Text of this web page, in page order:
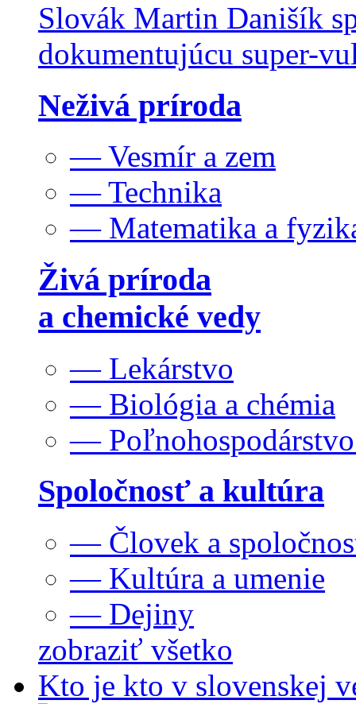
Slovák Martin Danišík
dokumentujúcu super-
Neživá príroda
— Vesmír a zem
— Technika
— Matematika a
Živá príroda
a chemické vedy
— Lekárstvo
— Biológia a chémia
—
Spoločnosť a kultúra
— Človek a
— Kultúra a umenie
— Dejiny
zobraziť všetko
Kto je kto v slovenskej